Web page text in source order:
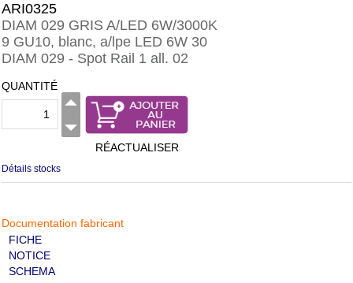
ARI0325
DIAM 029 GRIS A/LED 6W/3000K
9 GU10, blanc, a/lpe LED 6W 30
DIAM 029 - Spot Rail 1 all. 02
QUANTITÉ
RÉACTUALISER
Détails stocks
Documentation fabricant
FICHE
NOTICE
SCHEMA